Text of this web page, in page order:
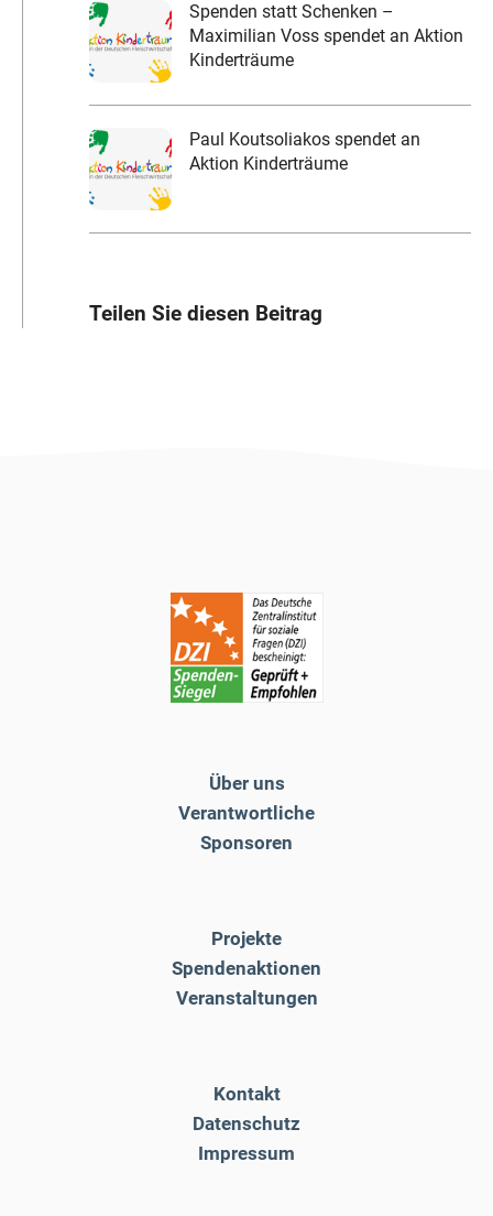
Spenden statt Schenken –
Maximilian Voss spendet an Aktion
Kinderträume
Paul Koutsoliakos spendet an
Aktion Kinderträume
Teilen Sie diesen Beitrag
Über uns
Verantwortliche
Sponsoren
Projekte
Spendenaktionen
Veranstaltungen
Kontakt
Datenschutz
Impressum